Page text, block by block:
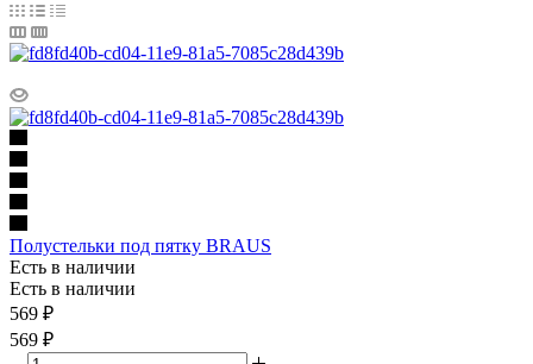
Полустельки под пятку BRAUS
Есть в наличии
Есть в наличии
569 ₽
569 ₽